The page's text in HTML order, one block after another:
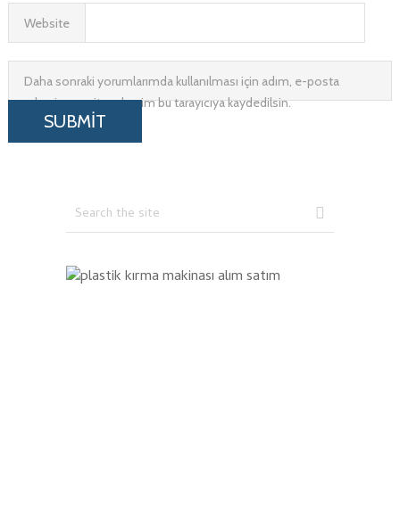
Website
Daha sonraki yorumlarımda kullanılması için adım, e-posta
adresim ve site adresim bu tarayıcıya kaydedilsin.